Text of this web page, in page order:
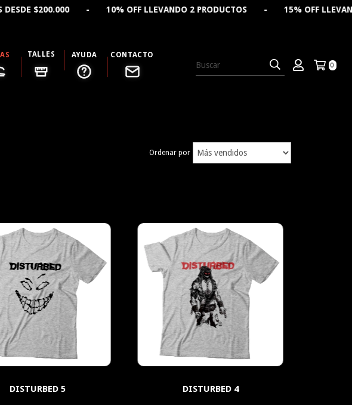
- 10% OFF LLEVANDO 2 PRODUCTOS - 15% OFF LLEVANDO 4
TALLES AYUDA CONTACTO
0
Ordenar por
DISTURBED 5 DISTURBED 4